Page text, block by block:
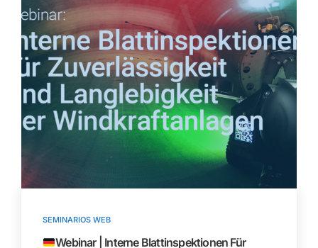
SEMINARIOS WEB
Webinar | Interne Blattinspektionen Für